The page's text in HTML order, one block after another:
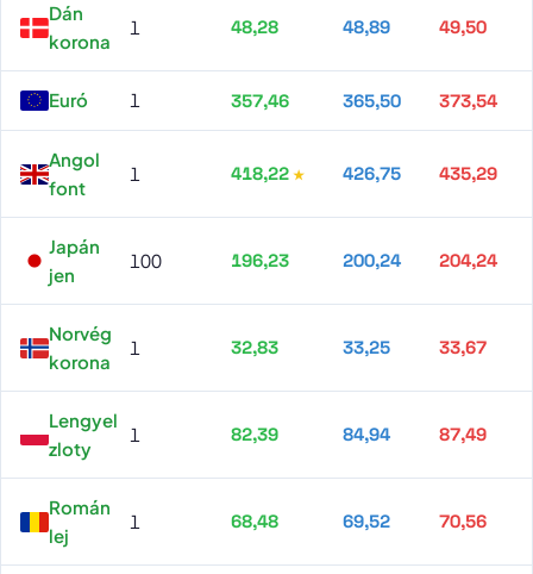
Dán
korona
1 48,28 48,89 49,50
Euró 1 357,46 365,50 373,54
Angol
font
1 418,22 426,75 435,29
Japán
jen
100 196,23 200,24 204,24
Norvég
korona
1 32,83 33,25 33,67
Lengyel
zloty
1 82,39 84,94 87,49
Román
lej
1 68,48 69,52 70,56